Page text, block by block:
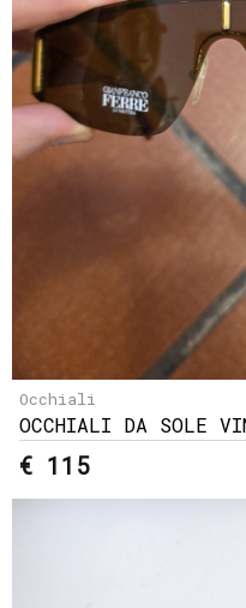
Occhiali
OCCHIALI DA SOLE
€ 115